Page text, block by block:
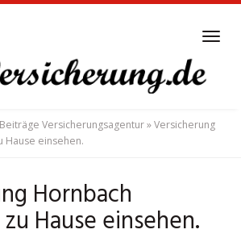
Versicherungsagentur»Versicherung
Hause einsehen.
Hornbach
Hause einsehen.